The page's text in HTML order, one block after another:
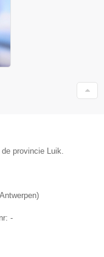
provincie Luik.
Antwerpen)
-